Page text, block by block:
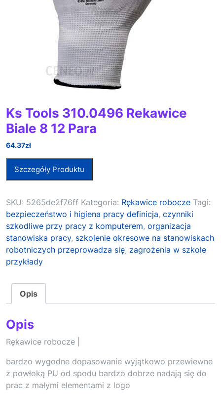
Ks Tools 310.0496 Rekawice
Biale 8 12 Para
64.37zł
Szczegóły Produktu
SKU: 5265de2f76ff Kategoria: Rękawice robocze Tagi:
bezpieczeństwo i higiena pracy definicja, czynniki
szkodliwe przy pracy z komputerem, organizacja
stanowiska pracy, szkolenie okresowe na stanowiskach
robotniczych przeprowadza się, zagrożenia w szkole
przykłady
Opis
Opis
Rękawice robocze |
bardzo wygodne dopasowanie wyjątkowo przewiewne
z powłoką PU od spodu bardzo dobrze nadają się do
prac z małymi elementami z logo